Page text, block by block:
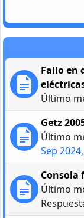
Fallo en
Último
Getz
Último
Sep
Consola
Último